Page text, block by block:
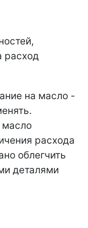
расход
на масло -
масло
расхода
облегчить
деталями